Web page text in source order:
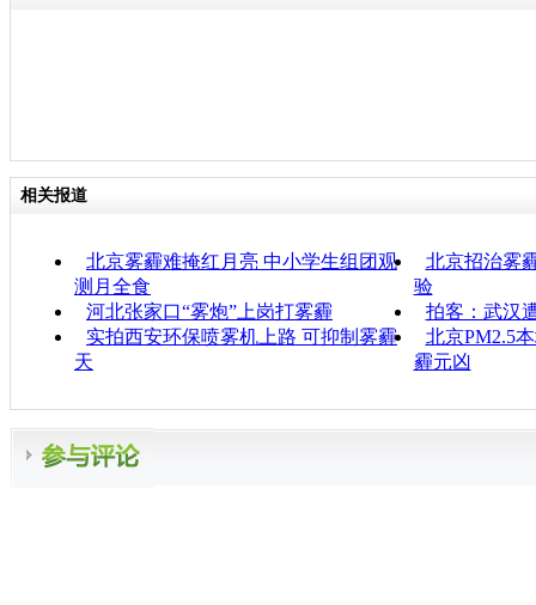
相关报道
北京雾霾难掩红月亮 中小学生组团观
测月全食
北京招治雾
验
河北张家口“雾炮”上岗打雾霾
拍客：武汉
实拍西安环保喷雾机上路 可抑制雾霾
天
北京PM2.5
霾元凶